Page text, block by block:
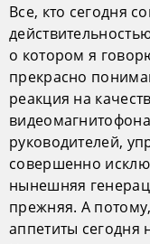
Все, кто сегодня
о котором я
прекрасно
реакция на
руководителей,
совершенно
нынешняя
прежняя. А
аппетиты сегодня